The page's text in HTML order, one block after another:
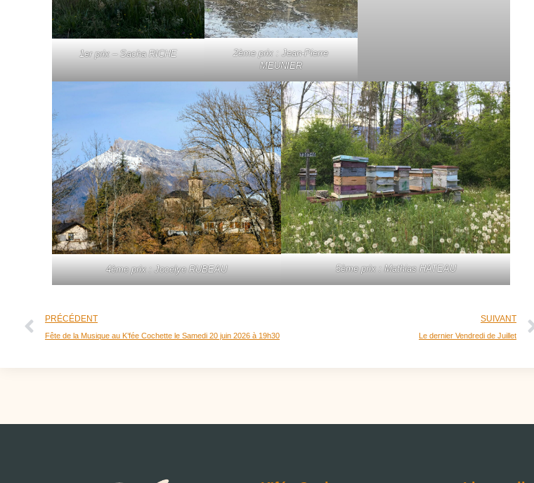
1er prix – Sacha RICHE
2ème prix : Jean-Pierre
MEUNIER
4ème prix : Jocelye RUBEAU 5ème prix : Mathias HATEAU
PRÉCÉDENT
Fête de la Musique au K’fée Cochette le Samedi 20 juin 2026 à 19h30
SUIVANT
Le dernier Vendredi de Juillet